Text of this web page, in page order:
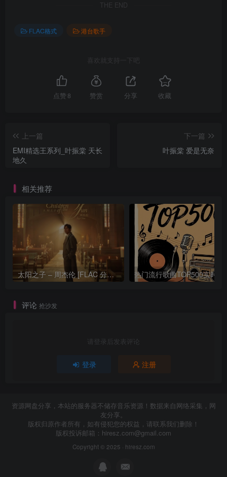
THE END
FLAC格式 港台歌手
喜欢就支持一下吧
点赞 8 赞赏 分享 收藏
上一篇
EMI精选王系列_叶振棠 天长
地久
下一篇
叶振棠 爱是无奈
相关推荐
太阳之子 – 周杰伦 [FLAC 分轨 192Khz 24bit]
评论 抢沙发
请登录后发表评论
登录 注册
资源网盘分享，本站的服务器不储存音乐资源！数据来自网络采集，网
友分享。
版权归原作者所有，如有侵犯您的权益，请联系我们删除！
版权投诉邮箱： hiresz.com@gmail.com
Copyright © 2025 · hiresz.com